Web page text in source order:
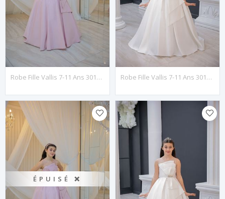
Robe Fille Vallis 7-11 Ans 30135 Poudre Robe Fille Vallis 7-11 Ans 30135 Blanc Cassé
ÉPUISÉ ❌